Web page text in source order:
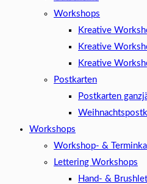
Workshops
Kreative
Kreative
Kreative
Postkarten
Postkarten
Workshops
Workshop- &
Lettering Workshops
Hand- &